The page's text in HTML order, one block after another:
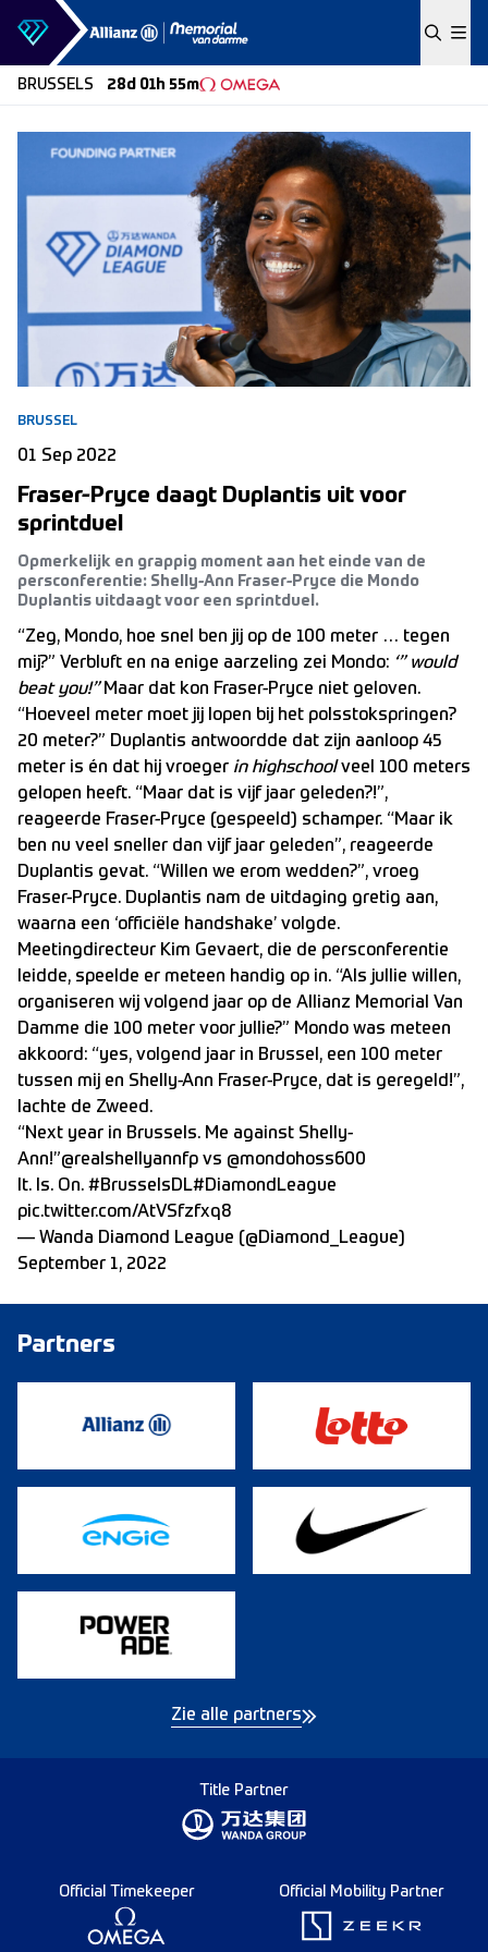
Skip to content
BRUSSELS 28d 01h 55m
BRUSSEL
01 Sep 2022
Fraser-Pryce daagt Duplantis uit voor
sprintduel
Opmerkelijk en grappig moment aan het einde van de
persconferentie: Shelly-Ann Fraser-Pryce die Mondo
Duplantis uitdaagt voor een sprintduel.
“Zeg, Mondo, hoe snel ben jij op de 100 meter … tegen
mij?” Verbluft en na enige aarzeling zei Mondo: ‘” would
beat you!” Maar dat kon Fraser-Pryce niet geloven.
“Hoeveel meter moet jij lopen bij het polsstokspringen?
20 meter?” Duplantis antwoordde dat zijn aanloop 45
meter is én dat hij vroeger in highschoolveel 100 meters
gelopen heeft. “Maar dat is vijf jaar geleden?!”,
reageerde Fraser-Pryce (gespeeld) schamper. “Maar ik
ben nu veel sneller dan vijf jaar geleden”, reageerde
Duplantis gevat. “Willen we erom wedden?”, vroeg
Fraser-Pryce. Duplantis nam de uitdaging gretig aan,
waarna een ‘officiële handshake’ volgde.
Meetingdirecteur Kim Gevaert, die de persconferentie
leidde, speelde er meteen handig op in. “Als jullie willen,
organiseren wij volgend jaar op de Allianz Memorial Van
Damme die 100 meter voor jullie?” Mondo was meteen
akkoord: “yes, volgend jaar in Brussel, een 100 meter
tussen mij en Shelly-Ann Fraser-Pryce, dat is geregeld!”,
lachte de Zweed.
“Next year in Brussels. Me against Shelly-
Ann!”@realshellyannfp vs @mondohoss600
It. Is. On. #BrusselsDL#DiamondLeague
pic.twitter.com/AtVSfzfxq8
— Wanda Diamond League (@Diamond_League)
September 1, 2022
Partners
Zie alle partners
Title Partner
Official Timekeeper Official Mobility Partner